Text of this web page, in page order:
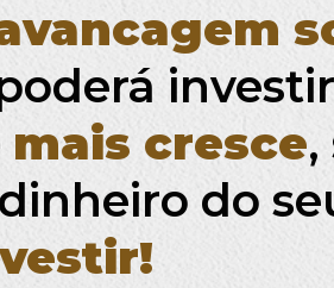
mais cresce,
do